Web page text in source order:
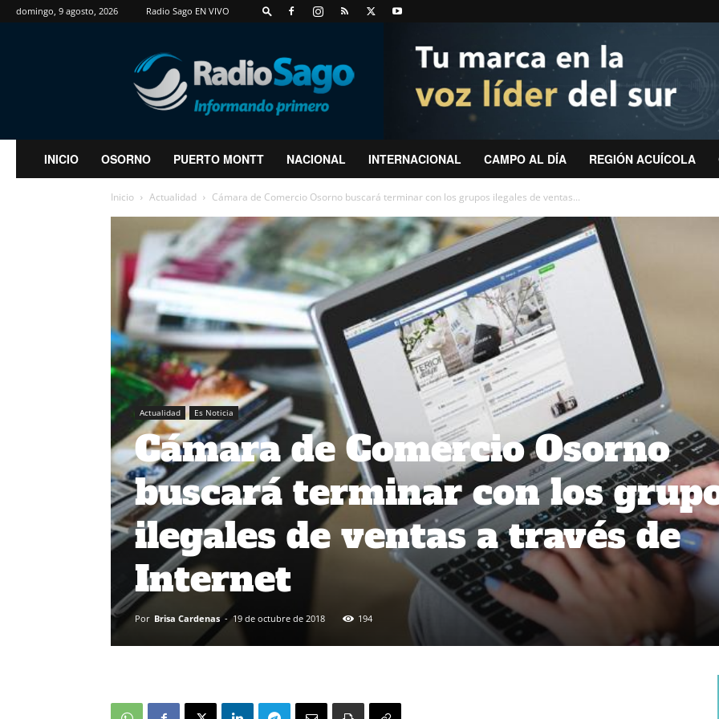
domingo, 9 agosto, 2026 Radio Sago EN VIVO
RadioSago
INICIO OSORNO PUERTO MONTT NACIONAL INTERNACIONAL CAMPO AL DÍA REGIÓN ACUÍCOLA
Inicio Actualidad Cámara de Comercio Osorno buscará terminar con los grupos ilegales de ventas...
Actualidad Es Noticia
Cámara de Comercio Osorno
buscará terminar con los
ilegales de ventas a través de
Internet
Por Brisa Cardenas - 19 de octubre de 2018 194